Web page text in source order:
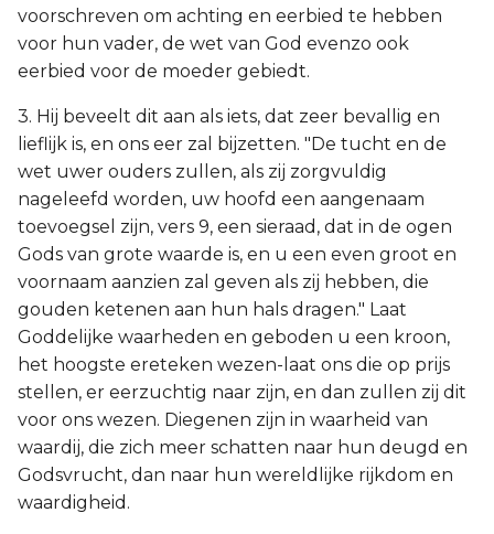
voorschreven om achting en eerbied te hebben
voor hun vader, de wet van God evenzo ook
eerbied voor de moeder gebiedt.
3. Hij beveelt dit aan als iets, dat zeer bevallig en
lieflijk is, en ons eer zal bijzetten. "De tucht en de
wet uwer ouders zullen, als zij zorgvuldig
nageleefd worden, uw hoofd een aangenaam
toevoegsel zijn, vers 9, een sieraad, dat in de ogen
Gods van grote waarde is, en u een even groot en
voornaam aanzien zal geven als zij hebben, die
gouden ketenen aan hun hals dragen." Laat
Goddelijke waarheden en geboden u een kroon,
het hoogste ereteken wezen-laat ons die op prijs
stellen, er eerzuchtig naar zijn, en dan zullen zij dit
voor ons wezen. Diegenen zijn in waarheid van
waardij, die zich meer schatten naar hun deugd en
Godsvrucht, dan naar hun wereldlijke rijkdom en
waardigheid.